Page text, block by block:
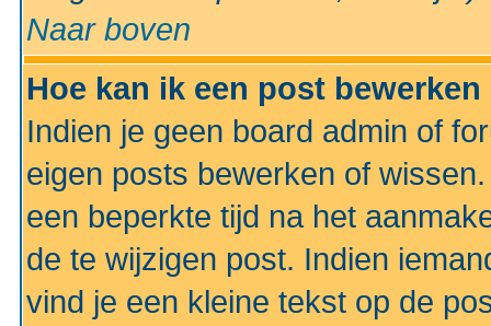
Naar boven
Hoe kan ik een post
Indien je geen board admin of
eigen posts bewerken of
een beperkte tijd na het
de te wijzigen post. Indien
vind je een kleine tekst op de